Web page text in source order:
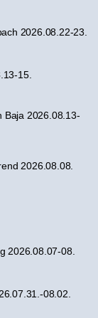
2026.08.22-23.
15.
Baja 2026.08.13-
2026.08.08.
2026.08.07-08.
08.02.